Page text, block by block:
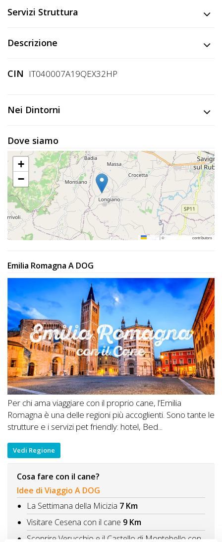
Servizi Struttura
Descrizione
CIN IT040007A19QEX32HP
Nei Dintorni
Dove siamo
+
−
|© contributors
Emilia Romagna A DOG
Per chi ama viaggiare con il proprio cane, l’Emilia
Romagna è una delle regioni più accoglienti. Sono tante le
strutture e i servizi pet friendly: hotel, Bed...
Vedi Regione
Cosa fare con il cane?
Idee di Viaggio A DOG
La Settimana della Micizia 7 Km
Visitare Cesena con il cane 9 Km
Scoprire Verucchio e il Castello di Montebello con